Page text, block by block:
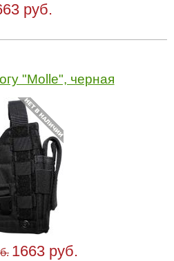
руб.
"Molle", черная
1663 руб.